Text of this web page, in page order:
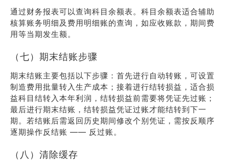
通过财务报表可以查询科目余额表。科目余额表适合辅助
核算账务明细及费用明细账的查询，如应收账款，期间费
用等当期发生额。
（七）期末结账步骤
期末结账主要包括以下步骤：首先进行自动转账，可设置
制造费用批量转入生产成本；接着进行结转损益，适合损
益科目结转入本年利润，结转损益前需要将凭证先过账；
最后进行期末结账，结转损益凭证过账才能结转到下一
期。若结账后需返回历史期间修改个别凭证，需按反顺序
逐期操作反结账 —— 反过账。
（八）清除缓存